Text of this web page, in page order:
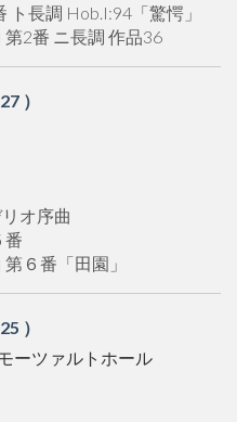
長調 Hob.I:94「驚愕」
2番 ニ長調 作品36
）
オ序曲
番
６番「田園」
）
ーツァルトホール